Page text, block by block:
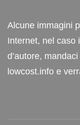
Alcune immagini
Internet, nel caso
d’autore,
lowcost.info e